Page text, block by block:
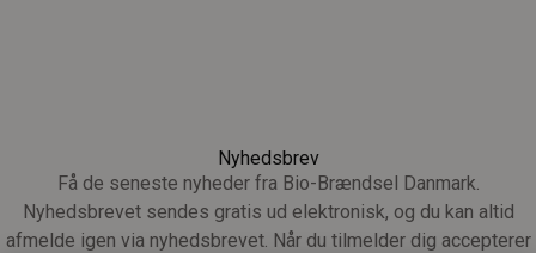
Nyhedsbrev
Få de seneste nyheder fra Bio-Brændsel Danmark.
Nyhedsbrevet sendes gratis ud elektronisk, og du kan altid
afmelde igen via nyhedsbrevet. Når du tilmelder dig accepterer